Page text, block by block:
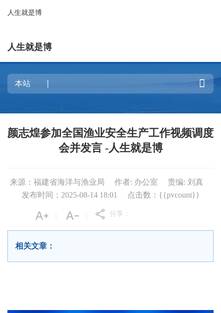
人生就是博
人生就是博

颜志煌参加全国渔业安全生产工作视频调度
会并发言 -人生就是博
来源：福建省海洋与渔业局 作者: 办公室
责编: 刘真
发布时间：2025-08-14 18:01
点击数：{{pvcount}}
分享：
相关文章：